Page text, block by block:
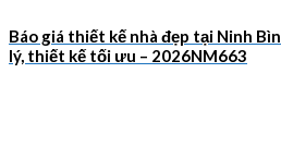
Báo giá thiết kế nhà đẹp tại Ninh
lý, thiết kế tối ưu – 2026NM663